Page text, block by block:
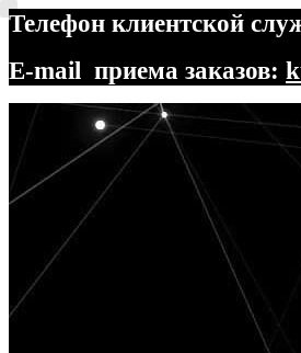
Телефон клиентской
E-mail приема заказов:
Перейти
навигации
Перейти
содержимому